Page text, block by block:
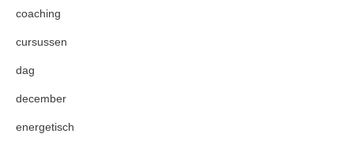
coaching
cursussen
dag
december
energetisch